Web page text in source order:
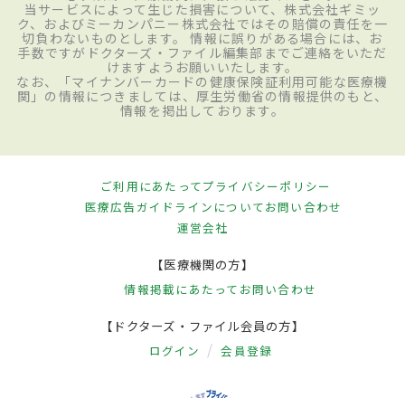
当サービスによって生じた損害について、株式会社ギミッ
ク、およびミーカンパニー株式会社ではその賠償の責任を一
切負わないものとします。 情報に誤りがある場合には、お
手数ですがドクターズ・ファイル編集部までご連絡をいただ
けますようお願いいたします。
なお、「マイナンバーカードの健康保険証利用可能な医療機
関」の情報につきましては、厚生労働省の情報提供のもと、
情報を掲出しております。
ご利用にあたってプライバシーポリシー
医療広告ガイドラインについてお問い合わせ
運営会社
【医療機関の方】
情報掲載にあたって お問い合わせ
【ドクターズ・ファイル会員の方】
ログイン 会員登録